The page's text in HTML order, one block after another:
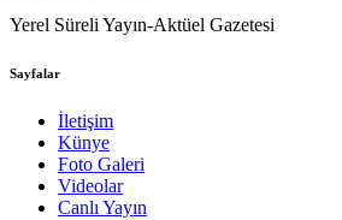
Yerel Süreli Yayın-Aktüel Gazetesi
Sayfalar
İletişim
Künye
Foto Galeri
Videolar
Canlı Yayın